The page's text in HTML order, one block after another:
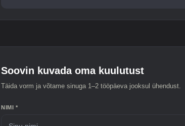
Soovin kuvada oma kuulutust
Täida vorm ja võtame sinuga 1–2 tööpäeva jooksul ühendust.
NIMI *